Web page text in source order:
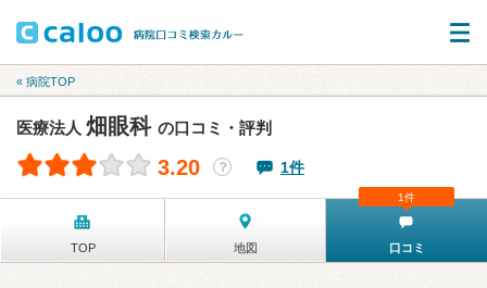
« 病院TOP
医療法人 畑眼科 の口コミ・評判
3.20 ？ 1件
TOP 地図 口コミ
1件